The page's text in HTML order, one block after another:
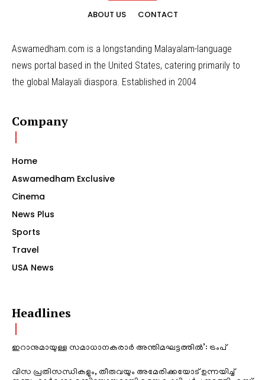
ABOUT US CONTACT
Aswamedham.com is a longstanding Malayalam-language
news portal based in the United States, catering primarily to
the global Malayali diaspora. Established in 2004
Company
Home
Aswamedham Exclusive
Cinema
News Plus
Sports
Travel
USA News
Headlines
ഇറാനുമായുള്ള സമാധാനകരാർ അന്തിമഘട്ടത്തിൽ‌’: ട്രംപ്
വിസ പ്രതിസന്ധികളും, തീരുവയും അമേരിക്കയോട് ഉന്നയിച്ച്